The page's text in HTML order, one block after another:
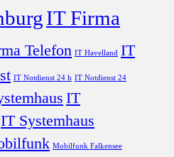
IT Firma
Telefon IT Havelland IT
IT Notdienst 24 h IT Notdienst 24
IT
IT Systemhaus
Mobilfunk Falkensee